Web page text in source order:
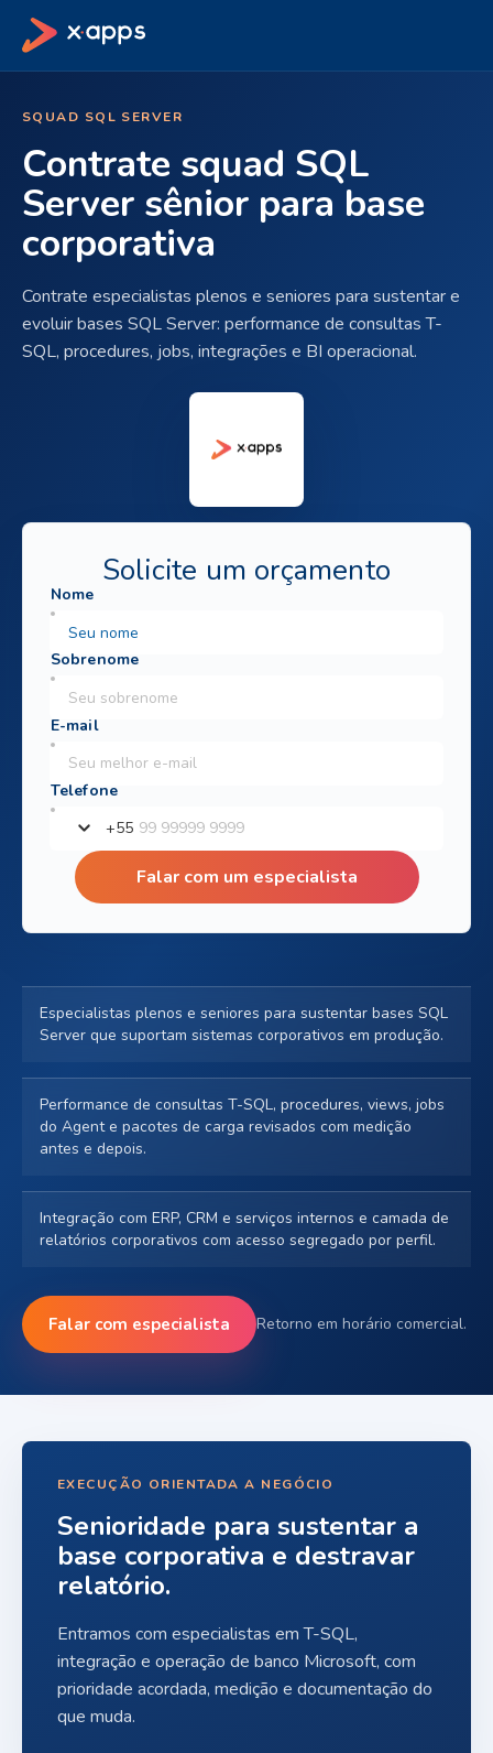
SQUAD SQL SERVER
Contrate squad SQL
Server sênior para base
corporativa
Contrate especialistas plenos e seniores para sustentar e
evoluir bases SQL Server: performance de consultas T-
SQL, procedures, jobs, integrações e BI operacional.
Solicite um orçamento
+55
Falar com um especialista
Especialistas plenos e seniores para sustentar bases SQL
Server que suportam sistemas corporativos em produção.
Performance de consultas T-SQL, procedures, views, jobs
do Agent e pacotes de carga revisados com medição
antes e depois.
Integração com ERP, CRM e serviços internos e camada de
relatórios corporativos com acesso segregado por perfil.
Falar com especialista Retorno em horário comercial.
EXECUÇÃO ORIENTADA A NEGÓCIO
Senioridade para sustentar a
base corporativa e destravar
relatório.
Entramos com especialistas em T-SQL,
integração e operação de banco Microsoft, com
prioridade acordada, medição e documentação do
que muda.